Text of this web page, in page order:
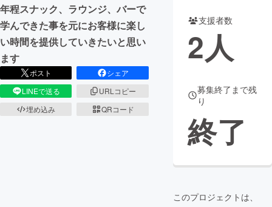
CAMPFIRE for Social Good
CAMPFIRE Creation
CAMPFIREふるさと納税 machi-ya コミュニティ
年程スナック、ラウンジ、バーで
学んできた事を元にお客様に楽し
い時間を提供していきたいと思い
ます
ポスト
シェア
LINEで送る
URLコピー
埋め込み
QRコード
支援者数
2人
募集終了まで残
り
終了
このプロジェクトは、